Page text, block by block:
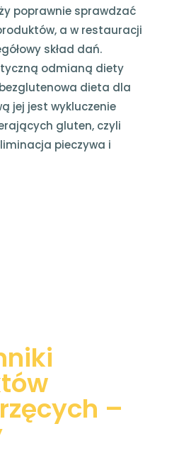
poprawnie sprawdzać
a w restauracji
skład dań.
odmianą diety
dieta dla
jej jest wykluczenie
gluten, czyli
pieczywa i
–